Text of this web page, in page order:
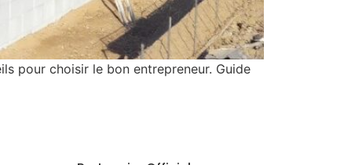
pour choisir le bon entrepreneur. Guide